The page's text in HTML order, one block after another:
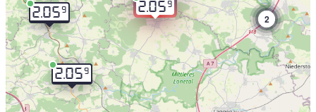
2.059
2.059
2.059
2